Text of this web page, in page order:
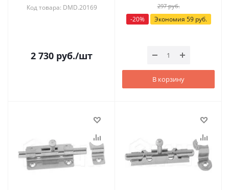
Код товара: DMD.20169
2 730 руб./шт
297руб.
-20% Экономия 59руб.
В корзину